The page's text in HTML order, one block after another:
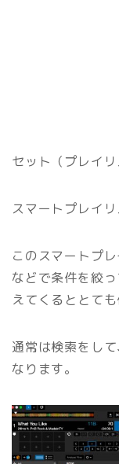
セット（プレイ
スマートプレイリ
このスマートプ
などで条件を絞
えてくるととても
通常は検索をし
なります。